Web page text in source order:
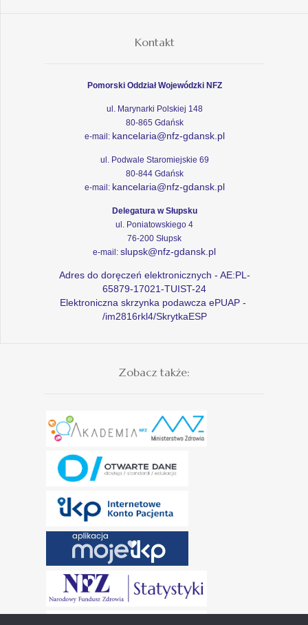
Kontakt
Pomorski Oddział Wojewódzki NFZ
ul. Marynarki Polskiej 148
80-865 Gdańsk
e-mail: kancelaria@nfz-gdansk.pl
ul. Podwale Staromiejskie 69
80-844 Gdańsk
e-mail: kancelaria@nfz-gdansk.pl
Delegatura w Słupsku
ul. Poniatowskiego 4
76-200 Słupsk
e-mail: slupsk@nfz-gdansk.pl
Adres do doręczeń elektronicznych - AE:PL-
65879-17021-TUIST-24
Elektroniczna skrzynka podawcza ePUAP -
/im2816rkl4/SkrytkaESP
Zobacz także: